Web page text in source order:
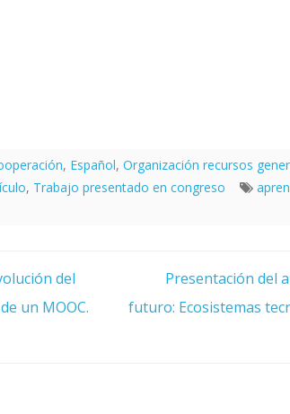
, Español, Organización recursos
, Trabajo presentado en congreso
del
un MOOC.
Presentación del
futuro: Ecosistemas